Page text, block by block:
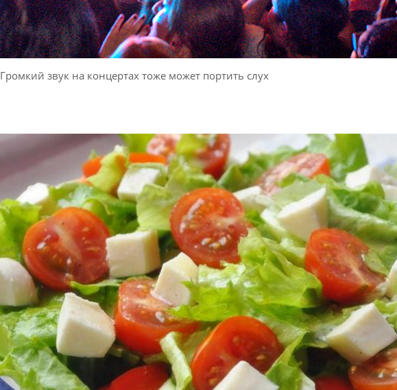
Громкий звук на концертах тоже может портить слух